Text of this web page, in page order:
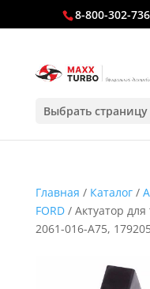
8-800-302-
Выбрать страницу
Главная / Каталог/
FORD/ Актуатор для
2061-016-A75,